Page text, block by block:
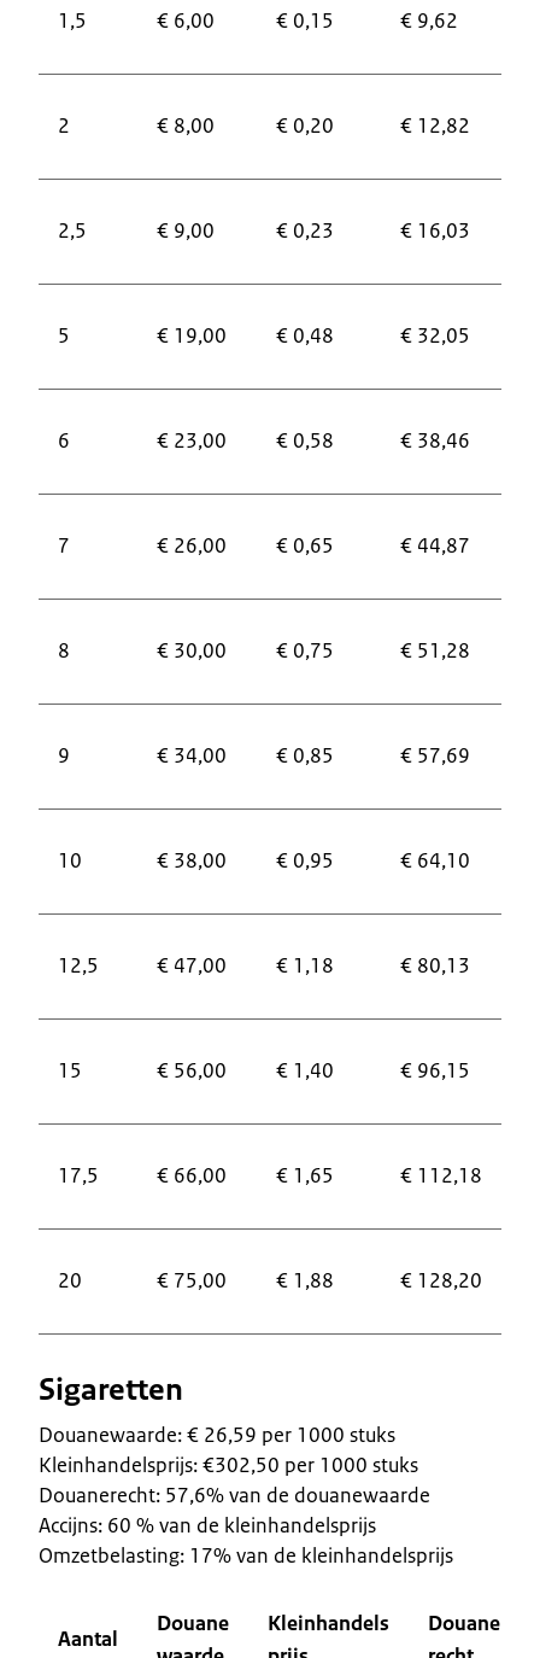
1,5 € 6,00 € 0,15 € 9,62
2 € 8,00 € 0,20 € 12,82
2,5 € 9,00 € 0,23 € 16,03
5 € 19,00 € 0,48 € 32,05
6 € 23,00 € 0,58 € 38,46
7 € 26,00 € 0,65 € 44,87
8 € 30,00 € 0,75 € 51,28
9 € 34,00 € 0,85 € 57,69
10 € 38,00 € 0,95 € 64,10
12,5 € 47,00 € 1,18 € 80,13
15 € 56,00 € 1,40 € 96,15
17,5 € 66,00 € 1,65 € 112,18
20 € 75,00 € 1,88 € 128,20
Sigaretten
Douanewaarde: € 26,59 per 1000 stuks
Kleinhandelsprijs: €302,50 per 1000 stuks
Douanerecht: 57,6% van de douanewaarde
Accijns: 60 % van de kleinhandelsprijs
Omzetbelasting: 17% van de kleinhandelsprijs
Aantal
Douane
Kleinhandels
Douane